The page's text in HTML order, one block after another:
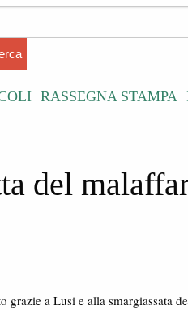
RASSEGNA STAMPA
del
grazie a Lusi e alla smargiassata